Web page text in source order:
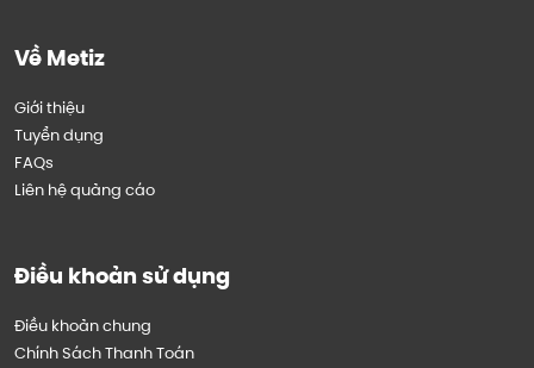
Về Metiz
Giới thiệu
Tuyển dụng
FAQs
Liên hệ quảng cáo
Điều khoản sử dụng
Điều khoản chung
Chính Sách Thanh Toán